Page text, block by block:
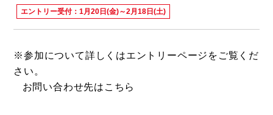
エントリー受付：1月20日(金)～2月18日(土)
※参加について詳しくはエントリーページ をご覧くだ
さい。
お問い合わせ先は こちら